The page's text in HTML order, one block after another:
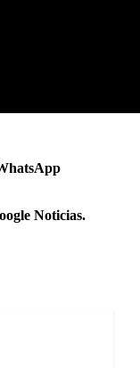
Noticias.